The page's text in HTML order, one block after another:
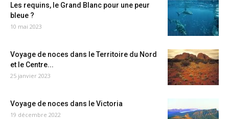
Les requins, le Grand Blanc pour une peur
bleue ?
10 mai 2023
Voyage de noces dans le Territoire du Nord
et le Centre...
25 janvier 2023
Voyage de noces dans le Victoria
19 décembre 2022